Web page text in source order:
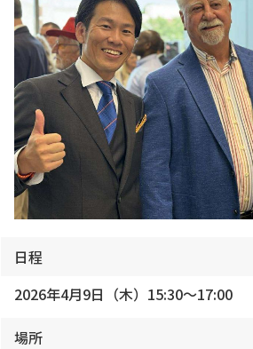
日程
2026年4月9日（木）15:30～17:00
場所